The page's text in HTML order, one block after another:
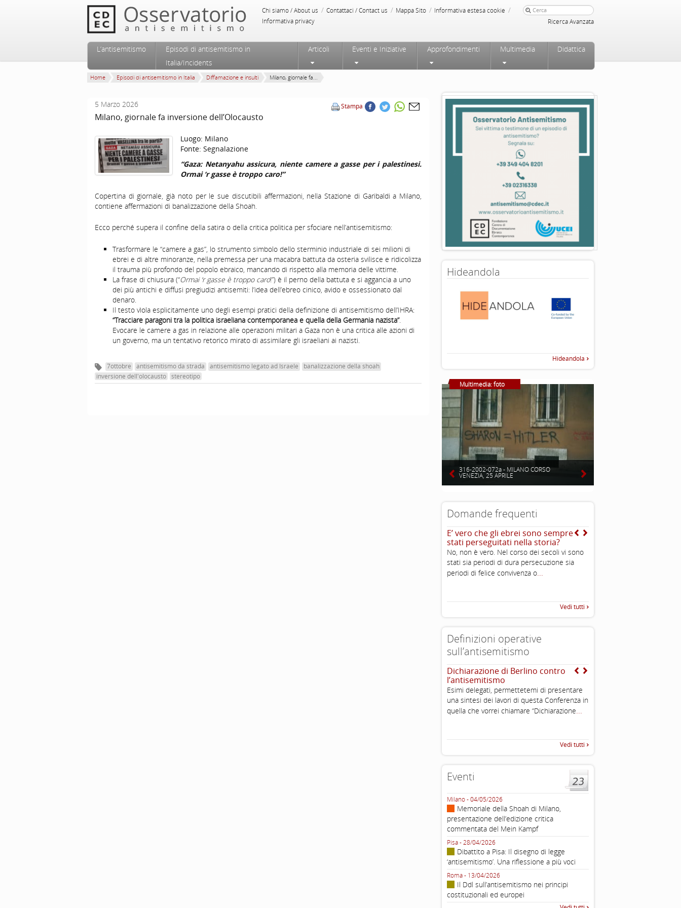
Chi siamo / About us / Contattaci / Contact us / Mappa Sito / Informativa estesa cookie /
Informativa privacy Ricerca Avanzata
Menu principale
Vai al contenuto principale
Vai al contenuto secondario
L’antisemitismo
Episodi di antisemitismo in
Italia/Incidents
Articoli Eventi e Iniziative Approfondimenti Multimedia Didattica
Home Episodi di antisemitismo in Italia Diffamazione e insulti Milano, giornale fa...
Stampa
5 Marzo 2026
Milano, giornale fa inversione dell’Olocausto
Luogo: Milano
Fonte: Segnalazione
“Gaza: Netanyahu assicura, niente camere a gasse per i palestinesi.
Ormai ‘r gasse è troppo caro!”
Copertina di giornale, già noto per le sue discutibili affermazioni, nella Stazione di Garibaldi a Milano,
contiene affermazioni di banalizzazione della Shoah.
Ecco perché supera il confine della satira o della critica politica per sfociare nell’antisemitismo:
Trasformare le “camere a gas”, lo strumento simbolo dello sterminio industriale di sei milioni di
ebrei e di altre minoranze, nella premessa per una macabra battuta da osteria svilisce e ridicolizza
il trauma più profondo del popolo ebraico, mancando di rispetto alla memoria delle vittime.
La frase di chiusura (“Ormai ‘r gasse è troppo caro!”) è il perno della battuta e si aggancia a uno
dei più antichi e diffusi pregiudizi antisemiti: l’idea dell’ebreo cinico, avido e ossessionato dal
denaro.
Il testo vìola esplicitamente uno degli esempi pratici della definizione di antisemitismo dell’IHRA:
“Tracciare paragoni tra la politica israeliana contemporanea e quella della Germania nazista”.
Evocare le camere a gas in relazione alle operazioni militari a Gaza non è una critica alle azioni di
un governo, ma un tentativo retorico mirato di assimilare gli israeliani ai nazisti.
7ottobre antisemitismo da strada antisemitismo legato ad Israele
banalizzazione della shoah
inversione dell'olocausto
stereotipo
Hideandola
Hideandola
Multimedia: foto
316-2002-072a - MILANO CORSO
VENEZIA, 25 APRILE
Domande frequenti
E’ vero che gli ebrei sono sempre
stati perseguitati nella storia?
No, non è vero. Nel corso dei secoli vi sono
stati sia periodi di dura persecuzione sia
periodi di felice convivenza o...
Vedi tutti
Definizioni operative
sull’antisemitismo
Dichiarazione di Berlino contro
l’antisemitismo
Esimi delegati, permettetemi di presentare
una sintesi dei lavori di questa Conferenza in
quella che vorrei chiamare “Dichiarazione...
Vedi tutti
Eventi
Milano - 04/05/2026
Memoriale della Shoah di Milano,
presentazione dell’edizione critica
commentata del Mein Kampf
Pisa - 28/04/2026
Dibattito a Pisa: Il disegno di legge
‘antisemitismo’. Una riflessione a più voci
Roma - 13/04/2026
Il Ddl sull’antisemitismo nei principi
costituzionali ed europei